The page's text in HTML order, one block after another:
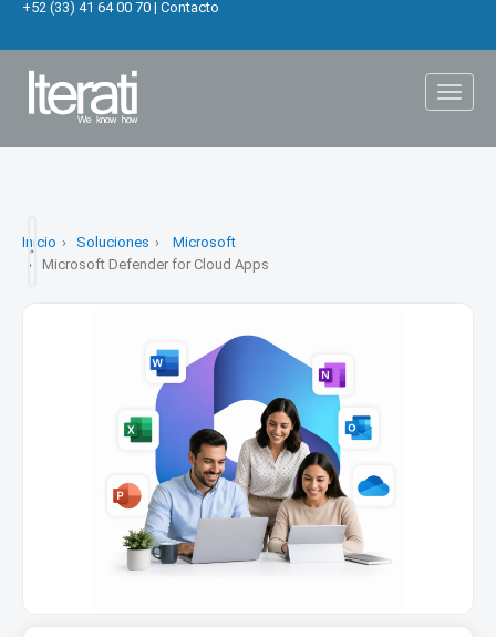
+52 (33) 41 64 00 70 | Contacto
Inicio Soluciones
Microsoft
Microsoft Defender for Cloud Apps